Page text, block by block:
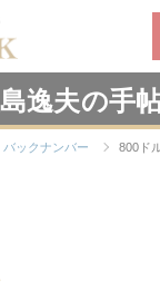
逸夫の手
バックナンバー 800ド